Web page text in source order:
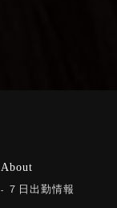
About
７日出勤情報